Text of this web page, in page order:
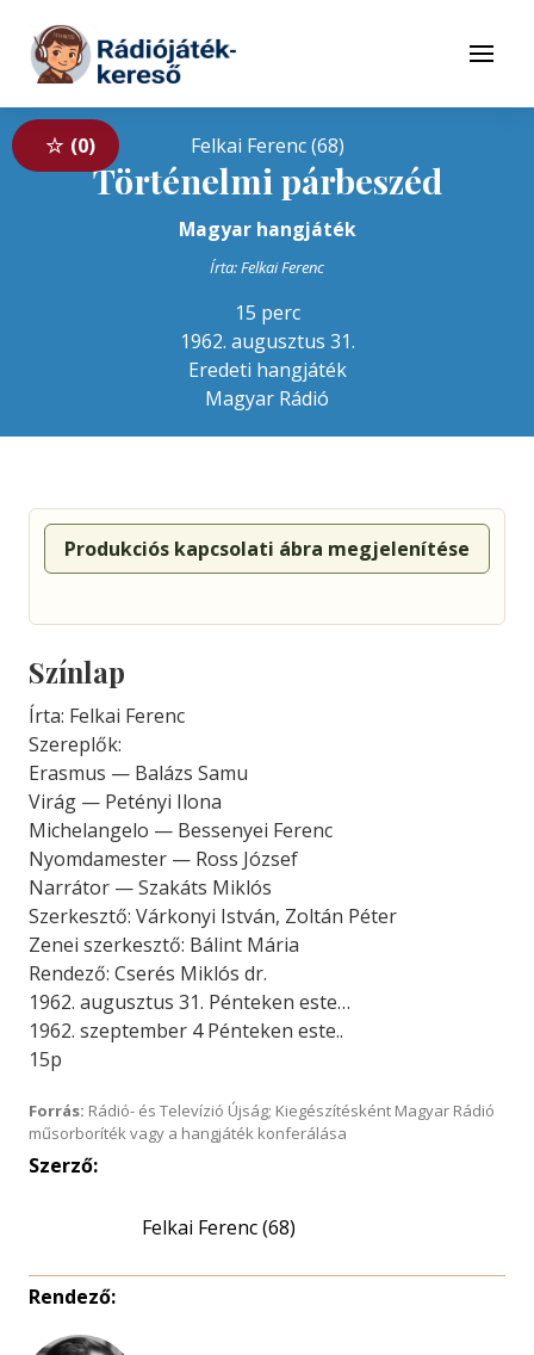
Tovább a tartalomhoz
Menü
0 Felkai Ferenc (68)
Történelmi párbeszéd
Magyar hangjáték
Írta: Felkai Ferenc
15 perc
1962. augusztus 31.
Eredeti hangjáték
Magyar Rádió
Produkciós kapcsolati ábra megjelenítése
Színlap
Írta: Felkai Ferenc
Szereplők:
Erasmus — Balázs Samu
Virág — Petényi Ilona
Michelangelo — Bessenyei Ferenc
Nyomdamester — Ross József
Narrátor — Szakáts Miklós
Szerkesztő: Várkonyi István, Zoltán Péter
Zenei szerkesztő: Bálint Mária
Rendező: Cserés Miklós dr.
1962. augusztus 31. Pénteken este…
1962. szeptember 4 Pénteken este..
15p
Forrás: Rádió- és Televízió Újság; Kiegészítésként Magyar Rádió
műsorboríték vagy a hangjáték konferálása
Szerző:
Felkai Ferenc (68)
Rendező: